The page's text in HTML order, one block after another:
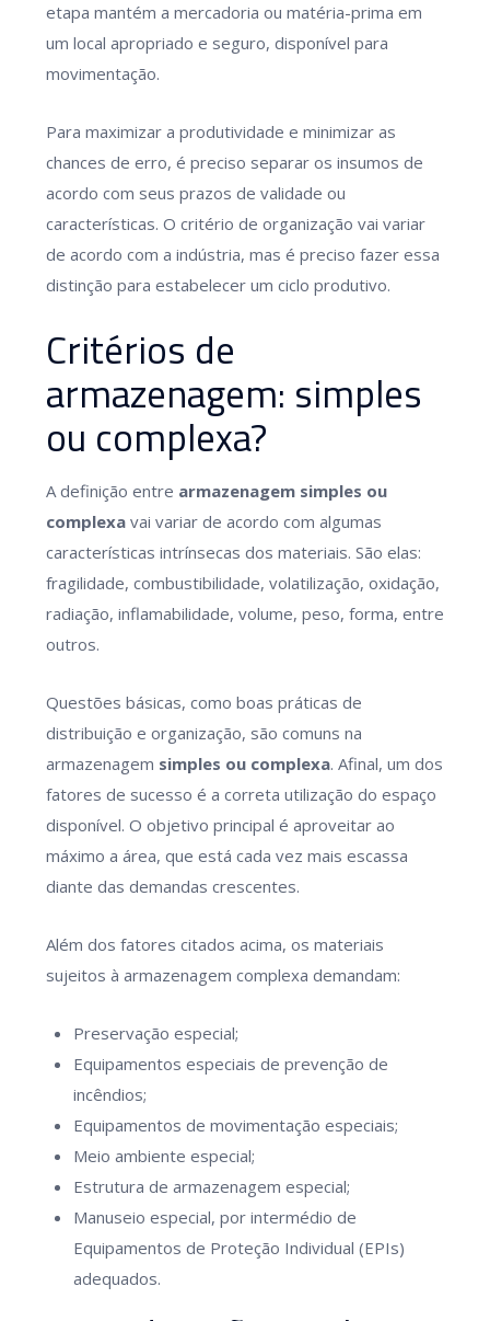
etapa mantém a mercadoria ou matéria-prima em
um local apropriado e seguro, disponível para
movimentação.
Para maximizar a produtividade e minimizar as
chances de erro, é preciso separar os insumos de
acordo com seus prazos de validade ou
características. O critério de organização vai variar
de acordo com a indústria, mas é preciso fazer essa
distinção para estabelecer um ciclo produtivo.
Critérios de
armazenagem: simples
ou complexa?
A definição entre armazenagem simples ou
complexa vai variar de acordo com algumas
características intrínsecas dos materiais. São elas:
fragilidade, combustibilidade, volatilização, oxidação,
radiação, inflamabilidade, volume, peso, forma, entre
outros.
Questões básicas, como boas práticas de
distribuição e organização, são comuns na
armazenagem simples ou complexa. Afinal, um dos
fatores de sucesso é a correta utilização do espaço
disponível. O objetivo principal é aproveitar ao
máximo a área, que está cada vez mais escassa
diante das demandas crescentes.
Além dos fatores citados acima, os materiais
sujeitos à armazenagem complexa demandam:
Preservação especial;
Equipamentos especiais de prevenção de
incêndios;
Equipamentos de movimentação especiais;
Meio ambiente especial;
Estrutura de armazenagem especial;
Manuseio especial, por intermédio de
Equipamentos de Proteção Individual (EPIs)
adequados.